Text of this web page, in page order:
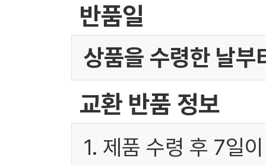
반품일
상품을 수령한 날부
교환 반품 정보
1. 제품 수령 후 7일